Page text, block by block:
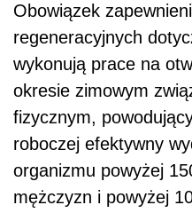
Obowiązek
regeneracyjnych
wykonują prace na
okresie zimowym
fizycznym,
roboczej efektywny
organizmu powyżej
mężczyzn i powyżej